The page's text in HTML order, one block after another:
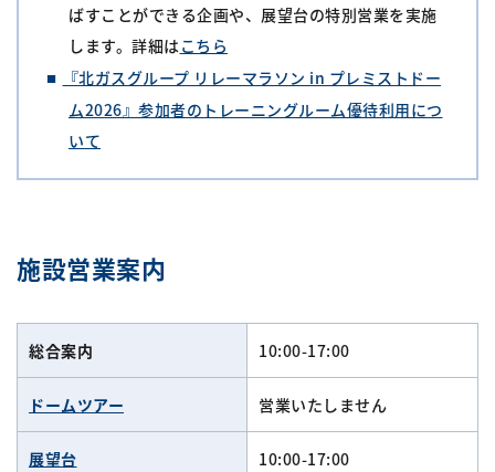
ばすことができる企画や、展望台の特別営業を実施
します。詳細はこちら
『北ガスグループ リレーマラソン in プレミストドー
ム2026』参加者のトレーニングルーム優待利用につ
いて
施設営業案内
総合案内 10:00-17:00
ドームツアー 営業いたしません
展望台
10:00-17:00